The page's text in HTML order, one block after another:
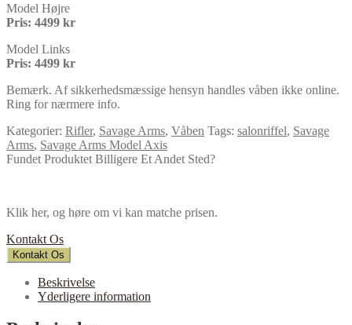
Model Højre
Pris: 4499 kr
Model Links
Pris: 4499 kr
Bemærk. Af sikkerhedsmæssige hensyn handles våben ikke online.
Ring for nærmere info.
Kategorier: Rifler, Savage Arms, Våben Tags: salonriffel, Savage
Arms, Savage Arms Model Axis
Fundet Produktet Billigere Et Andet Sted?
Klik her, og høre om vi kan matche prisen.
Kontakt Os
Kontakt Os
Beskrivelse
Yderligere information